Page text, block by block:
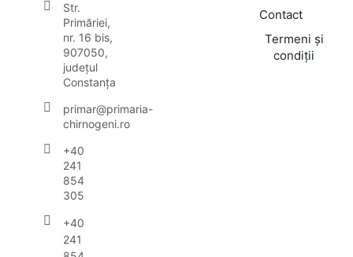
Str.
Primăriei,
nr. 16 bis,
907050,
județul
Constanța
primar@primaria-
chirnogeni.ro
+40
241
854
305
+40
241
Contact
Termeni și
condiții